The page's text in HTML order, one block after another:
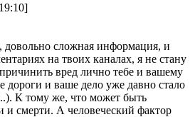
довольно сложная информация, и
на твоих каналах, я не стану
вред лично тебе и вашему
и ваше дело уже давно стало
К тому же, что может быть
и смерти. А человеческий фактор